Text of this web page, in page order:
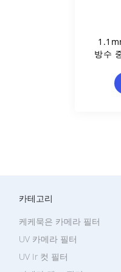
방수
카테고리
케케묵은 카메라 필터
UV 카메라 필터
UV Ir 컷 필터